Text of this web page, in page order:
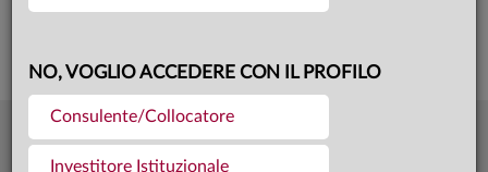
NO, VOGLIO ACCEDERE CON IL PROFILO
Consulente/Collocatore
Investitore Istituzionale
Questa è una comunicazione di marketing. Si prega di consultare il prospetto e
Ultima quota
04.08.26